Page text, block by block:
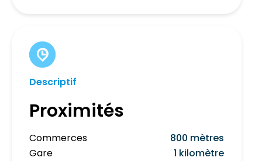
Descriptif
Proximités
Commerces
800 mètres
Gare
1 kilomètre